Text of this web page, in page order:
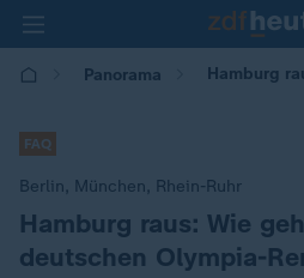
Panorama Hamburg
FAQ
Berlin, München, Rhein-Ruhr
:Hamburg raus: Wie
deutschen Olympia-